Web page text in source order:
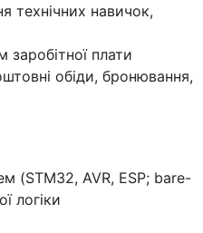
технічних навичок,
плати
обіди, бронювання,
(STM32, AVR, ESP; bare-
логіки